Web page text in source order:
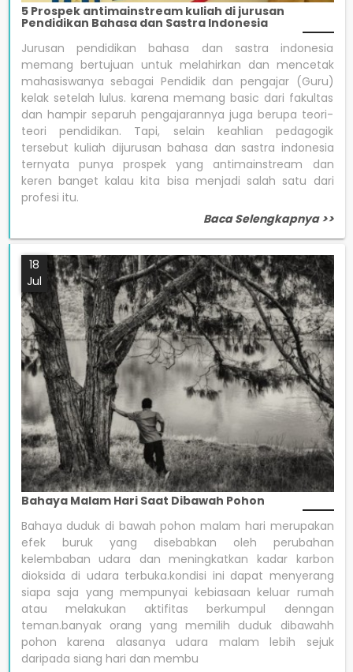
5 Prospek antimainstream kuliah di jurusan
Pendidikan Bahasa dan Sastra Indonesia
Jurusan pendidikan bahasa dan sastra indonesia
memang bertujuan untuk melahirkan dan mencetak
mahasiswanya sebagai Pendidik dan pengajar (Guru)
kelak setelah lulus. karena memang basic dari fakultas
dan hampir separuh pengajarannya juga berupa teori-
teori pendidikan. Tapi, selain keahlian pedagogik
tersebut kuliah dijurusan bahasa dan sastra indonesia
ternyata punya prospek yang antimainstream dan
keren banget kalau kita bisa menjadi salah satu dari
profesi itu.
Baca Selengkapnya >>
18
Jul
Bahaya Malam Hari Saat Dibawah Pohon
Bahaya duduk di bawah pohon malam hari merupakan
efek buruk yang disebabkan oleh perubahan
kelembaban udara dan meningkatkan kadar karbon
dioksida di udara terbuka.kondisi ini dapat menyerang
siapa saja yang mempunyai kebiasaan keluar rumah
atau melakukan aktifitas berkumpul denngan
teman.banyak orang yang memilih duduk dibawahh
pohon karena alasanya udara malam lebih sejuk
daripada siang hari dan membu